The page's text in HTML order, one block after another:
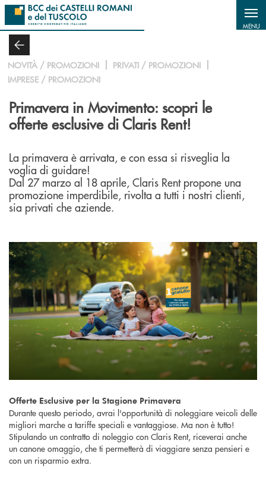
Salta al contenuto principale
MENU
NOVITÀ / PROMOZIONI
PRIVATI / PROMOZIONI
IMPRESE / PROMOZIONI
Primavera in Movimento: scopri le
offerte esclusive di Claris Rent!
La primavera è arrivata, e con essa si risveglia la
voglia di guidare!
Dal 27 marzo al 18 aprile, Claris Rent propone una
promozione imperdibile, rivolta a tutti i nostri clienti,
sia privati che aziende.
Offerte Esclusive per la Stagione Primavera
Durante questo periodo, avrai l'opportunità di noleggiare veicoli delle
migliori marche a tariffe speciali e vantaggiose. Ma non è tutto!
Stipulando un contratto di noleggio con Claris Rent, riceverai anche
un canone omaggio, che ti permetterà di viaggiare senza pensieri e
con un risparmio extra.